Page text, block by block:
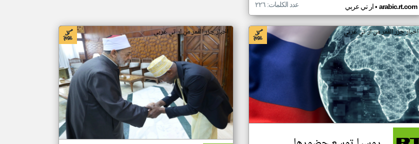
ار تي عربي• arabic.rt.com عدد الكلمات: ٢٢٦
اخبار جزر القمر من ار تي عربي اخبار جزر القمر من ار تي عربي